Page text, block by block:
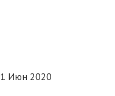
1 Июн 2020